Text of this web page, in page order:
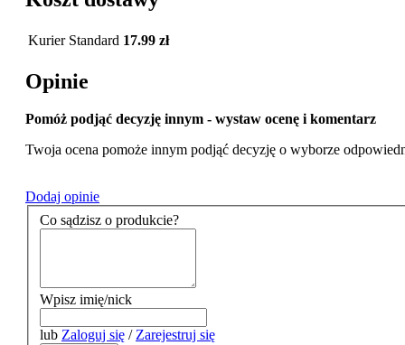
Kurier Standard 17.99 zł
Opinie
Pomóż podjąć decyzję innym - wystaw ocenę i komentarz
Twoja ocena pomoże innym podjąć decyzję o wyborze
Dodaj opinie
Co sądzisz o produkcie?
Wpisz imię/nick
lub Zaloguj się / Zarejestruj się